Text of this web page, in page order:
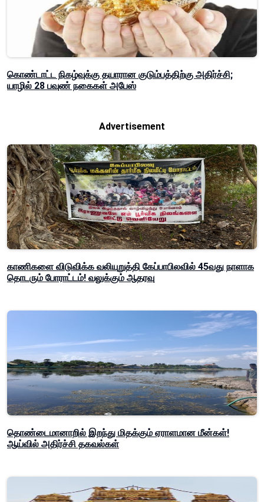
கொண்டாட்ட நிகழ்வுக்கு தயாரான குடும்பத்திற்கு அதிர்ச்சி;
யாழில் 28 பவுண் நகைகள் அபேஸ்
Advertisement
காணிகளை விடுவிக்க வலியுறுத்தி கேப்பாபிலவில் 45வது நாளாக
தொடரும் போராட்டம்! வலுக்கும் ஆதரவு
தொண்டைமானாறில் இறந்து மிதக்கும் ஏராளமான மீன்கள்!
ஆய்வில் அதிர்ச்சி தகவல்கள்